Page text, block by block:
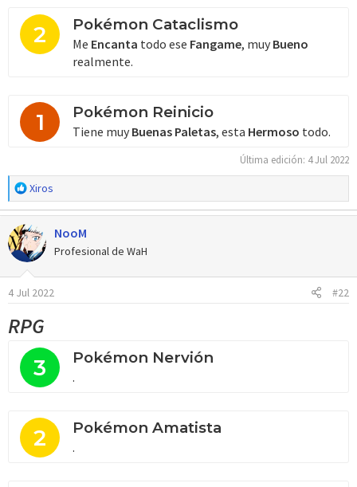
2 Pokémon Cataclismo
Me Encanta todo ese Fangame, muy Bueno
realmente.
1 Pokémon Reinicio
Tiene muy Buenas Paletas, esta Hermoso todo.
Última edición: 4 Jul 2022
R
e
a
c
c
i
o
n
s
Xiros
NooM
Profesional de WaH
4 Jul 2022 #22
RPG
3 Pokémon Nervión
.
2 Pokémon Amatista
.